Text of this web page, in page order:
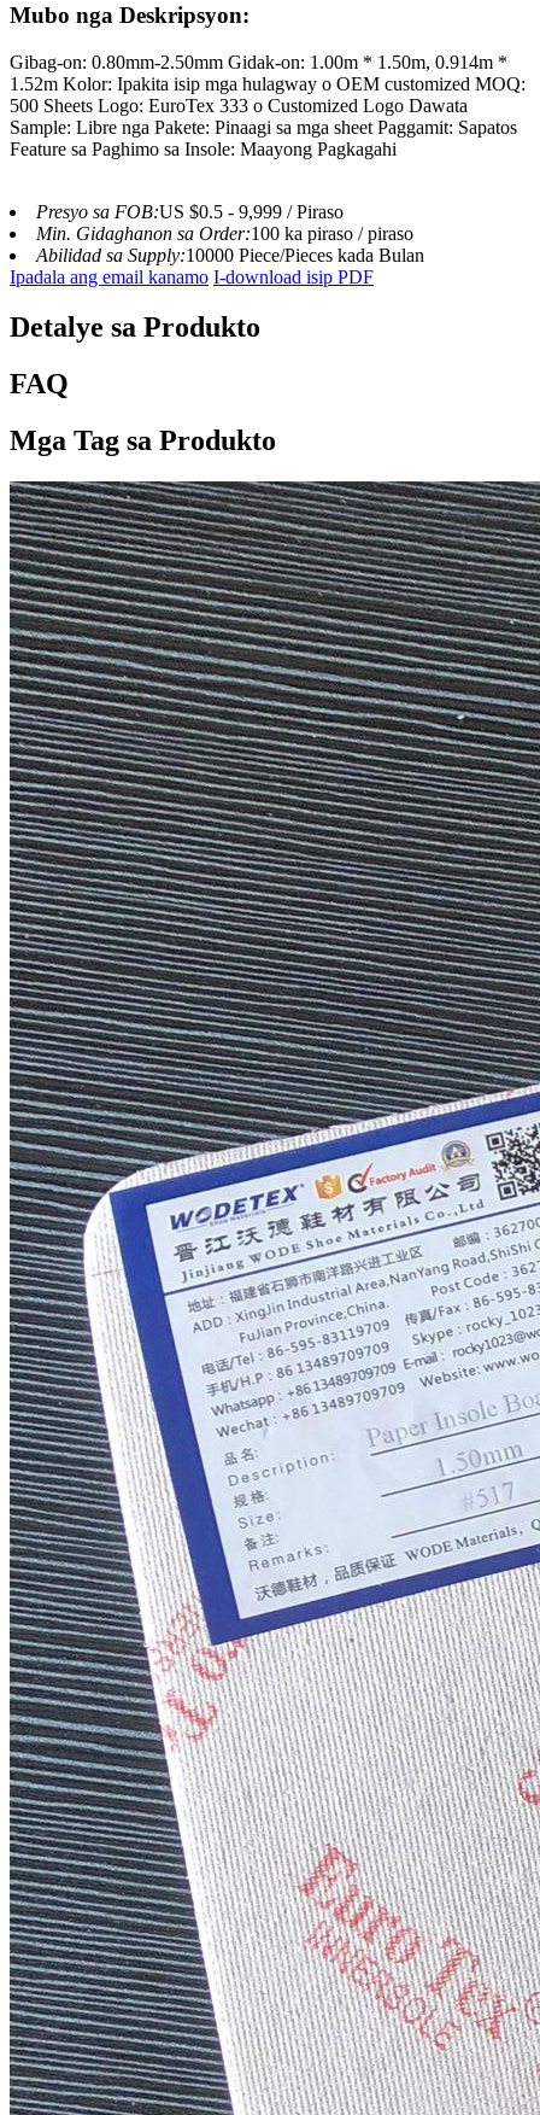
Mubo nga Deskripsyon:
Gibag-on: 0.80mm-2.50mm Gidak-on: 1.00m * 1.50m, 0.914m *
1.52m Kolor: Ipakita isip mga hulagway o OEM customized MOQ:
500 Sheets Logo: EuroTex 333 o Customized Logo Dawata
Sample: Libre nga Pakete: Pinaagi sa mga sheet Paggamit: Sapatos
Feature sa Paghimo sa Insole: Maayong Pagkagahi
Presyo sa FOB:US $0.5 - 9,999 / Piraso
Min. Gidaghanon sa Order:100 ka piraso / piraso
Abilidad sa Supply:10000 Piece/Pieces kada Bulan
Ipadala ang email kanamo I-download isip PDF
Detalye sa Produkto
FAQ
Mga Tag sa Produkto